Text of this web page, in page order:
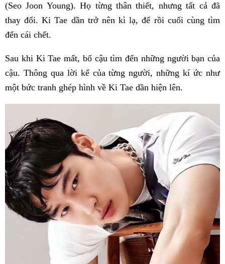
(Seo Joon Young). Họ từng thân thiết, nhưng tất cả đã
thay đổi. Ki Tae dần trở nên kì lạ, để rồi cuối cùng tìm
đến cái chết.
Sau khi Ki Tae mất, bố cậu tìm đến những người bạn của
cậu. Thông qua lời kể của từng người, những kí ức như
một bức tranh ghép hình về Ki Tae dần hiện lên.